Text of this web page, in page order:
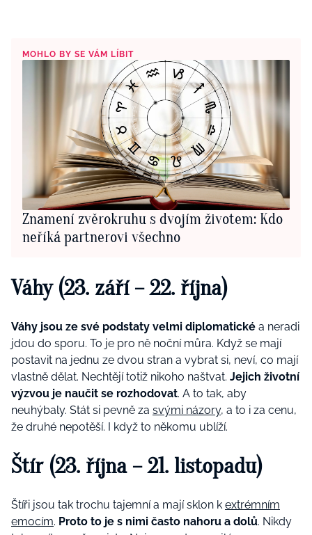
MOHLO BY SE VÁM LÍBIT
Znamení zvěrokruhu s dvojím životem: Kdo
neříká partnerovi všechno
Váhy (23. září – 22. října)
Váhy jsou ze své podstaty velmi diplomatické a neradi
jdou do sporu. To je pro ně noční můra. Když se mají
postavit na jednu ze dvou stran a vybrat si, neví, co mají
vlastně dělat. Nechtějí totiž nikoho naštvat. Jejich životní
výzvou je naučit se rozhodovat. A to tak, aby
neuhýbaly. Stát si pevně za svými názory, a to i za cenu,
že druhé nepotěší. I když to někomu ublíží​.
Štír (23. října – 21. listopadu)
Štíři jsou tak trochu tajemní a mají sklon k extrémním
emocím. Proto to je s nimi často nahoru a dolů. Nikdy